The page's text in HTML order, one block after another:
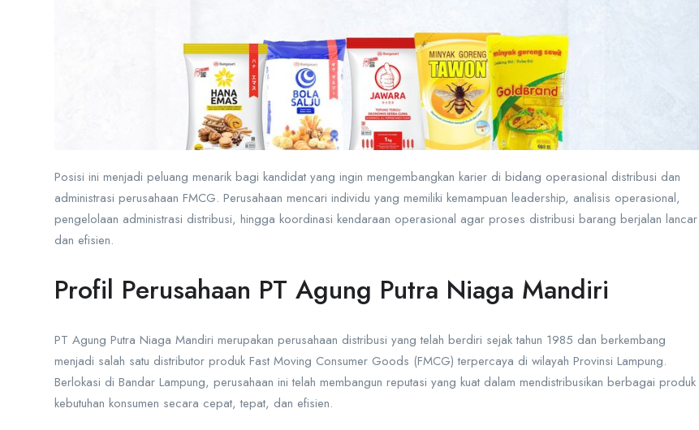
Posisi ini menjadi peluang menarik bagi kandidat yang ingin mengembangkan karier di bidang operasional distribusi dan
administrasi perusahaan FMCG. Perusahaan mencari individu yang memiliki kemampuan leadership, analisis operasional,
pengelolaan administrasi distribusi, hingga koordinasi kendaraan operasional agar proses distribusi barang berjalan lancar
dan efisien.
Profil Perusahaan PT Agung Putra Niaga Mandiri
PT Agung Putra Niaga Mandiri merupakan perusahaan distribusi yang telah berdiri sejak tahun 1985 dan berkembang
menjadi salah satu distributor produk Fast Moving Consumer Goods (FMCG) terpercaya di wilayah Provinsi Lampung.
Berlokasi di Bandar Lampung, perusahaan ini telah membangun reputasi yang kuat dalam mendistribusikan berbagai produk
kebutuhan konsumen secara cepat, tepat, dan efisien.